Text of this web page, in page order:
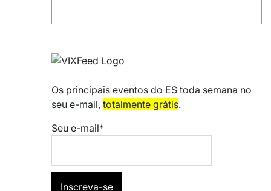
Os principais eventos do ES toda semana no
seu e-mail, totalmente grátis.
Seu e-mail*